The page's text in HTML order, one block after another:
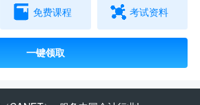
免费课程 考试资料
一键领取